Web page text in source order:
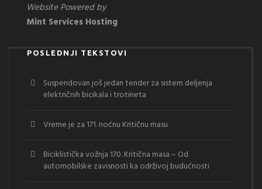
Website Powered by
Mint Services Hosting
POSLEDNJI TEKSTOVI
Suspendovan još jedan tender za sistem deljenja
električnih bicikala i trotineta
Vreme je za 171. noćnu Kritičnu masu
Biciklistička vožnja 170. Kritična masa – Od
automobilske zavisnosti ka održivoj budućnosti